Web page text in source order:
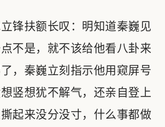
锋扶额长叹：明知道秦巍见
不是，就不该给他看八卦来
，秦巍立刻指示他用窥屏号
竖想犹不解气，还亲自登上
起来没分没寸，什么事都做